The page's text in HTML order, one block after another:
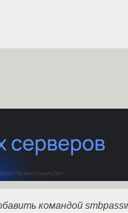
командой